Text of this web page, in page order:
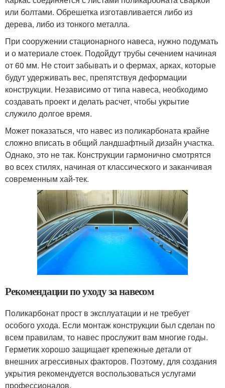
или болтами. Обрешетка изготавливается либо из
дерева, либо из тонкого металла.
При сооружении стационарного навеса, нужно подумать
и о материале стоек. Подойдут трубы сечением начиная
от 60 мм. Не стоит забывать и о фермах, арках, которые
будут удерживать вес, препятствуя деформации
конструкции. Независимо от типа навеса, необходимо
создавать проект и делать расчет, чтобы укрытие
служило долгое время.
Может показаться, что навес из поликарбоната крайне
сложно вписать в общий ландшафтный дизайн участка.
Однако, это не так. Конструкции гармонично смотрятся
во всех стилях, начиная от классического и заканчивая
современным хай-тек.
Рекомендации по уходу за навесом
Поликарбонат прост в эксплуатации и не требует
особого ухода. Если монтаж конструкции был сделан по
всем правилам, то навес прослужит вам многие годы.
Герметик хорошо защищает крепежные детали от
внешних агрессивных факторов. Поэтому, для создания
укрытия рекомендуется воспользоваться услугами
профессионалов.